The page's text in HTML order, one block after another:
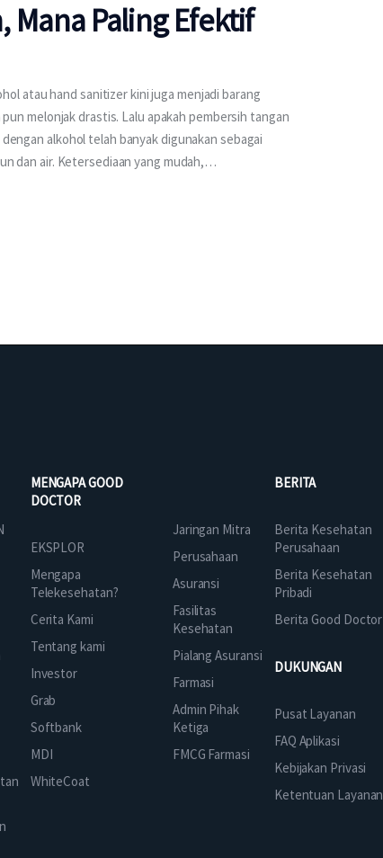
Mana Paling Efektif
atau hand sanitizer kini juga menjadi barang
melonjak drastis. Lalu apakah pembersih tangan
alkohol telah banyak digunakan sebagai
dan air. Ketersediaan yang mudah,…
MENGAPA GOOD
DOCTOR
EKSPLOR
Mengapa
Telekesehatan?
Cerita Kami
Tentang kami
Investor
Grab
Softbank
MDI
WhiteCoat
Jaringan Mitra
Perusahaan
Asuransi
Fasilitas
Kesehatan
Pialang Asuransi
Farmasi
Admin Pihak
Ketiga
FMCG Farmasi
BERITA
Berita Kesehatan
Perusahaan
Berita Kesehatan
Pribadi
Berita Good Doctor
DUKUNGAN
Pusat Layanan
FAQ Aplikasi
Kebijakan Privasi
Ketentuan Layanan